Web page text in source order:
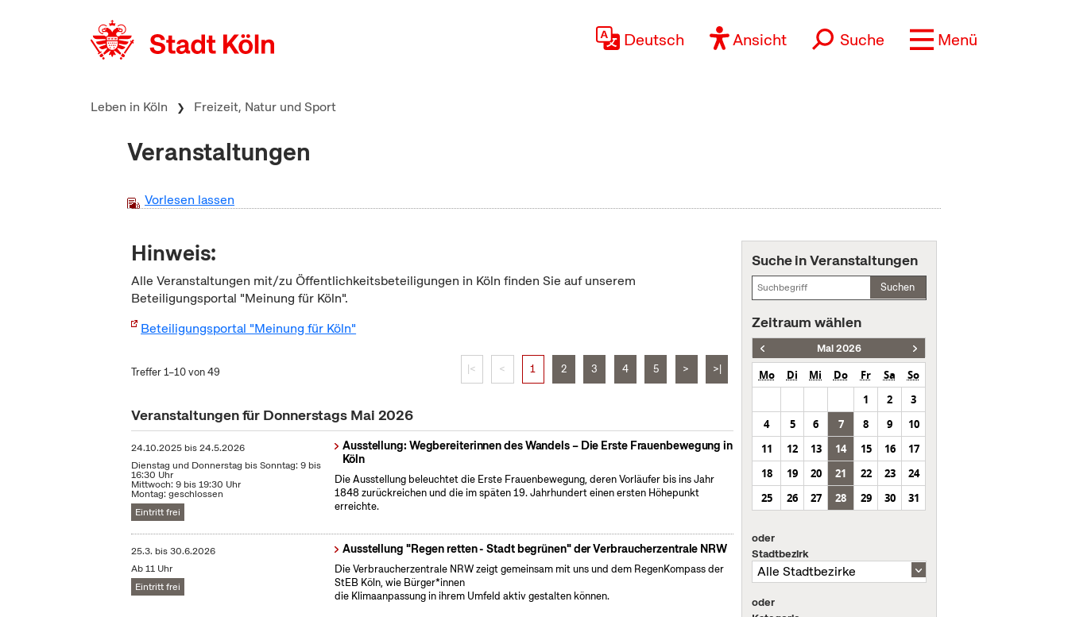
Deutsch Ansicht Suche Menü
Leben in Köln Freizeit, Natur und Sport
Veranstaltungen
Vorlesen lassen
Hinweis:
Alle Veranstaltungen mit/zu Öffentlichkeitsbeteiligungen in Köln finden Sie auf unserem
Beteiligungsportal "Meinung für Köln".
Beteiligungsportal "Meinung für Köln"
Treffer 1–10 von 49 |< < 1 2 3 4 5 > >|
Veranstaltungen für Donnerstags Mai 2026
24.10.2025 bis24.5.2026
Dienstag und Donnerstag bis Sonntag: 9 bis
16:30 Uhr
Mittwoch: 9 bis 19:30 Uhr
Montag: geschlossen
Eintritt frei
Ausstellung: Wegbereiterinnen des Wandels – Die Erste Frauenbewegung in
Köln
Die Ausstellung beleuchtet die Erste Frauenbewegung, deren Vorläufer bis ins Jahr
1848 zurückreichen und die im späten 19. Jahrhundert einen ersten Höhepunkt
erreichte.
25.3. bis30.6.2026
Ab 11 Uhr
Eintritt frei
Ausstellung "Regen retten - Stadt begrünen" der Verbraucherzentrale NRW
Die Verbraucherzentrale NRW zeigt gemeinsam mit uns und dem RegenKompass der
StEB Köln, wie Bürger*innen
die Klimaanpassung in ihrem Umfeld aktiv gestalten können.
Suche in Veranstaltungen
Suchen
Zeitraum wählen
Mai 2026
Mo Di Mi Do Fr Sa
So
1
2
3
4
5 6 7 8 9
10
11
12 13 14 15 16
17
18
19 20 21 22 23
24
25
26 27 28 29 30 31
oder
Stadtbezirk
oder